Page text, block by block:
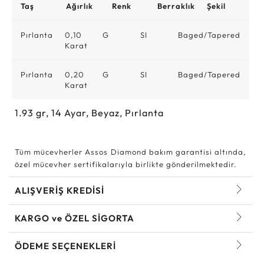
Taş Ağırlık Renk Berraklık Şekil
Pırlanta
0,10
Karat
G SI Baged/Tapered
Pırlanta
0,20
Karat
G SI Baged/Tapered
1.93 gr, 14 Ayar, Beyaz, Pırlanta
Tüm mücevherler Assos Diamond bakım garantisi altında,
özel mücevher sertifikalarıyla birlikte gönderilmektedir.
ALIŞVERİŞ KREDİSİ
KARGO ve ÖZEL SİGORTA
ÖDEME SEÇENEKLERİ